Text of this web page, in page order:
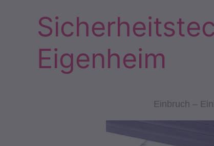
Eigenheim
Einbruch –